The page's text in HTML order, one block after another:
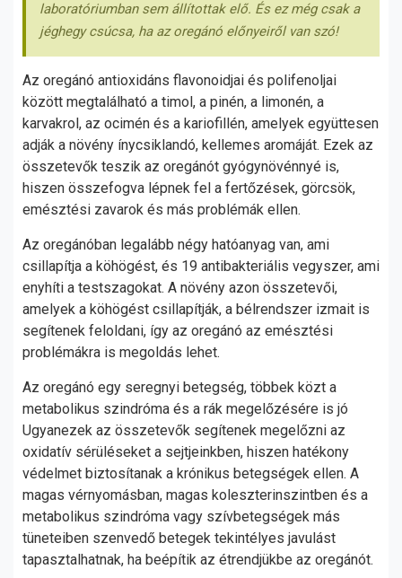
laboratóriumban sem állítottak elő. És ez még csak a
jéghegy csúcsa, ha az oregánó előnyeiről van szó!
Az oregánó antioxidáns flavonoidjai és polifenoljai
között megtalálható a timol, a pinén, a limonén, a
karvakrol, az ocimén és a kariofillén, amelyek együttesen
adják a növény ínycsiklandó, kellemes aromáját. Ezek az
összetevők teszik az oregánót gyógynövénnyé is,
hiszen összefogva lépnek fel a fertőzések, görcsök,
emésztési zavarok és más problémák ellen.
Az oregánóban legalább négy hatóanyag van, ami
csillapítja a köhögést, és 19 antibakteriális vegyszer, ami
enyhíti a testszagokat. A növény azon összetevői,
amelyek a köhögést csillapítják, a bélrendszer izmait is
segítenek feloldani, így az oregánó az emésztési
problémákra is megoldás lehet.
Az oregánó egy seregnyi betegség, többek közt a
metabolikus szindróma és a rák megelőzésére is jó
Ugyanezek az összetevők segítenek megelőzni az
oxidatív sérüléseket a sejtjeinkben, hiszen hatékony
védelmet biztosítanak a krónikus betegségek ellen. A
magas vérnyomásban, magas koleszterinszintben és a
metabolikus szindróma vagy szívbetegségek más
tüneteiben szenvedő betegek tekintélyes javulást
tapasztalhatnak, ha beépítik az étrendjükbe az oregánót.